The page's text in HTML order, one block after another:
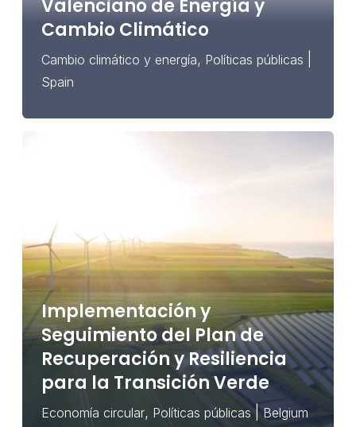
Valenciano de Energía y
Cambio Climático
Cambio climático y energía, Políticas públicas
Spain
Implementación y
Seguimiento del Plan de
Recuperación y Resiliencia
para la Transición Verde
Economía circular, Políticas públicas|Belgium